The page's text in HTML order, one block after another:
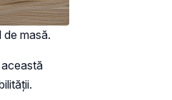
masă.